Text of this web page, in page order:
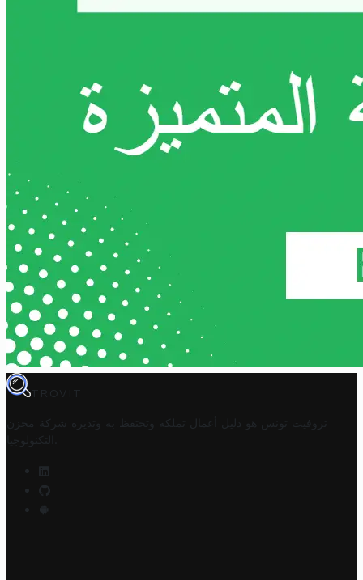
TROVIT
تروفيت تونس هو دليل أعمال تملكه وتحتفظ به وتديره
شركة مخزن
التكنولوجيا